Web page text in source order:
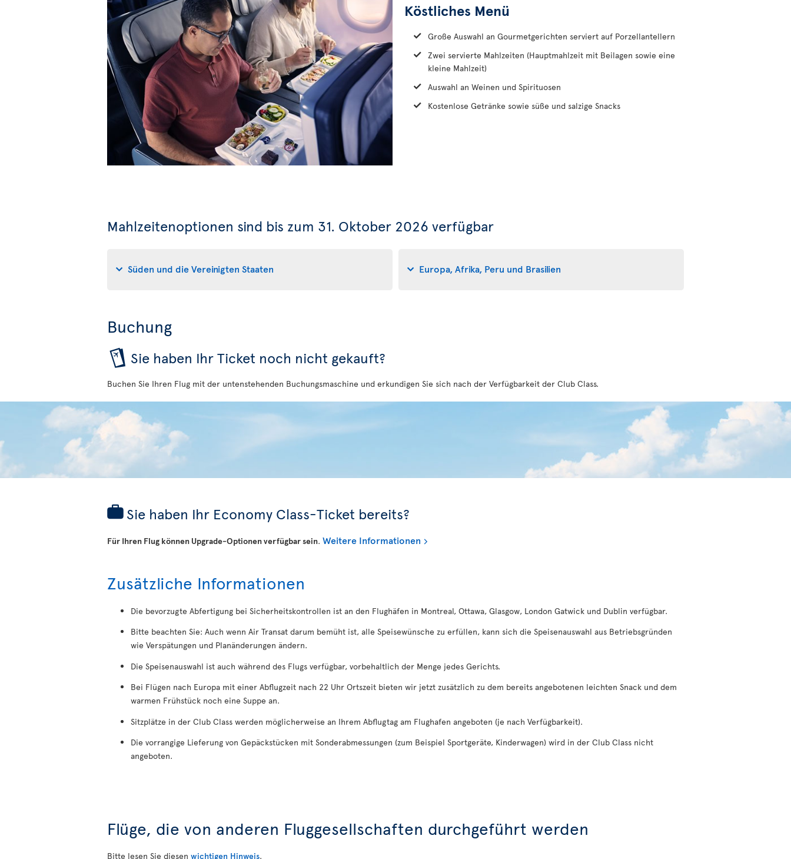
Köstliches Menü
Große Auswahl an Gourmetgerichten serviert auf Porzellantellern
Zwei servierte Mahlzeiten (Hauptmahlzeit mit Beilagen sowie eine
kleine Mahlzeit)
Auswahl an Weinen und Spirituosen
Kostenlose Getränke sowie süße und salzige Snacks
Mahlzeitenoptionen sind bis zum 31. Oktober 2026 verfügbar
Süden und die Vereinigten Staaten Europa, Afrika, Peru und Brasilien
Buchung
Sie haben Ihr Ticket noch nicht gekauft?
Buchen Sie Ihren Flug mit der untenstehenden Buchungsmaschine und erkundigen Sie sich nach der Verfügbarkeit der Club Class.
Sie haben Ihr Economy Class-Ticket bereits?
Für Ihren Flug können Upgrade-Optionen verfügbar sein. Weitere Informationen
Zusätzliche Informationen
Die bevorzugte Abfertigung bei Sicherheitskontrollen ist an den Flughäfen in Montreal, Ottawa, Glasgow, London Gatwick und Dublin verfügbar.
Bitte beachten Sie: Auch wenn Air Transat darum bemüht ist, alle Speisewünsche zu erfüllen, kann sich die Speisenauswahl aus Betriebsgründen
wie Verspätungen und Planänderungen ändern.
Die Speisenauswahl ist auch während des Flugs verfügbar, vorbehaltlich der Menge jedes Gerichts.
Bei Flügen nach Europa mit einer Abflugzeit nach 22 Uhr Ortszeit bieten wir jetzt zusätzlich zu dem bereits angebotenen leichten Snack und dem
warmen Frühstück noch eine Suppe an.
Sitzplätze in der Club Class werden möglicherweise an Ihrem Abflugtag am Flughafen angeboten (je nach Verfügbarkeit).
Die vorrangige Lieferung von Gepäckstücken mit Sonderabmessungen (zum Beispiel Sportgeräte, Kinderwagen) wird in der Club Class nicht
angeboten.
Flüge, die von anderen Fluggesellschaften durchgeführt werden
Bitte lesen Sie diesen wichtigen Hinweis.